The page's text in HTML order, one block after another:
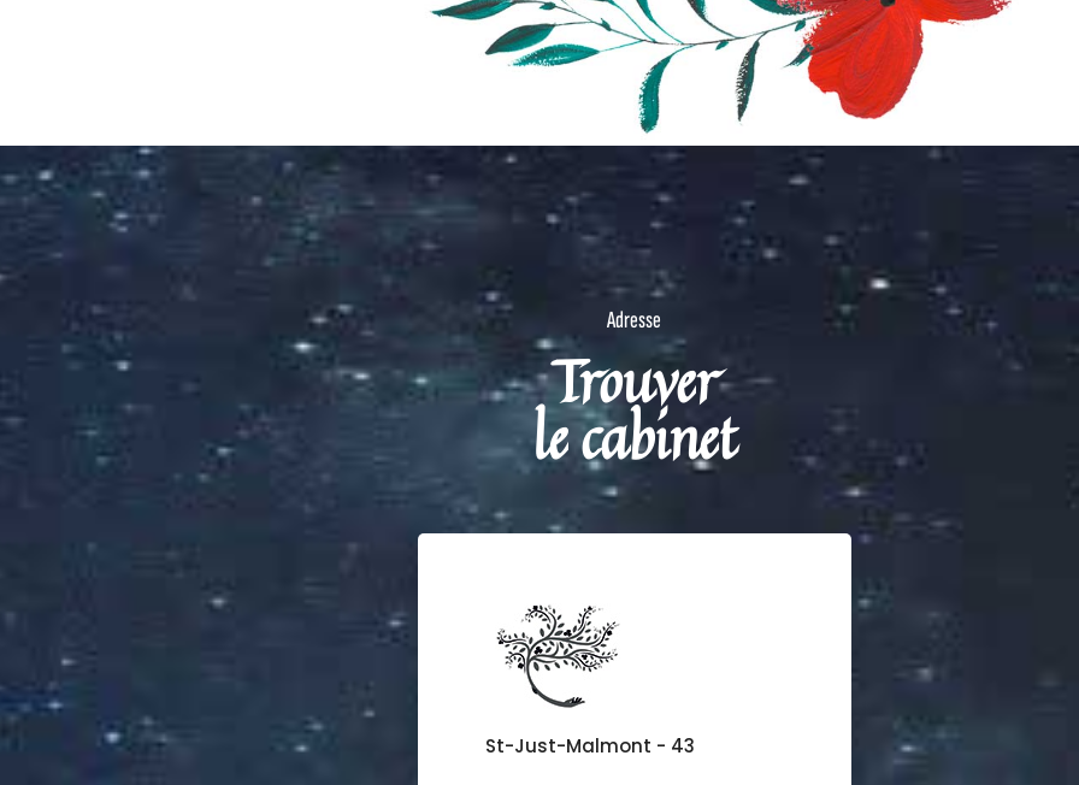
Adresse
Trouver
le cabinet
St-Just-Malmont - 43